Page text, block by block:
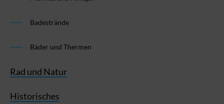
Badestrände
Bäder und Thermen
Rad und Natur
Historisches